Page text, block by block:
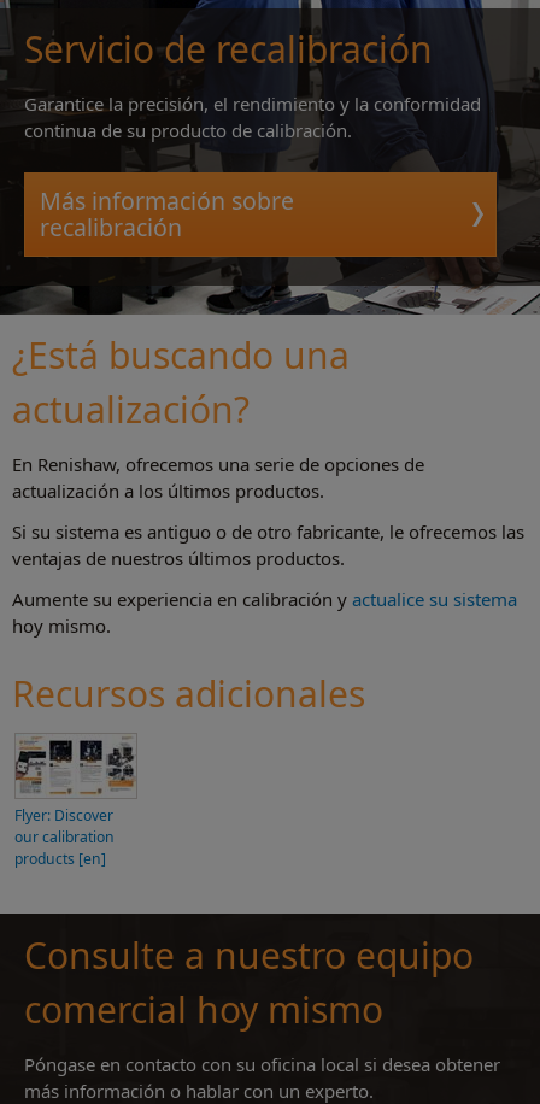
Servicio de recalibración
Garantice la precisión, el rendimiento y la conformidad
continua de su producto de calibración.
Más información sobre
recalibración
¿Está buscando una
actualización?
En Renishaw, ofrecemos una serie de opciones de
actualización a los últimos productos.
Si su sistema es antiguo o de otro fabricante, le ofrecemos las
ventajas de nuestros últimos productos.
Aumente su experiencia en calibración y actualice su sistema
hoy mismo.
Recursos adicionales
Flyer: Discover
our calibration
products [en]
Consulte a nuestro equipo
comercial hoy mismo
Póngase en contacto con su oficina local si desea obtener
más información o hablar con un experto.